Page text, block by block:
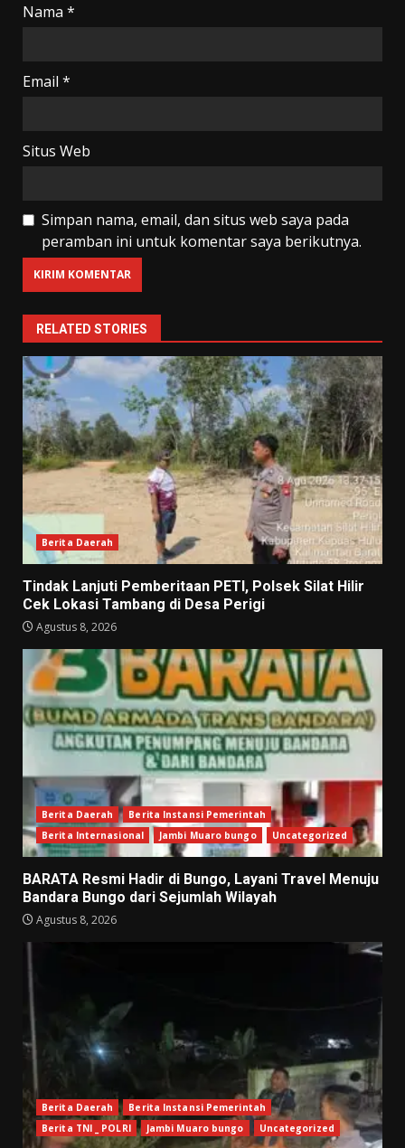
Nama *
Email *
Situs Web
Simpan nama, email, dan situs web saya pada
peramban ini untuk komentar saya berikutnya.
RELATED STORIES
Berita Daerah
Tindak Lanjuti Pemberitaan PETI, Polsek Silat Hilir
Cek Lokasi Tambang di Desa Perigi
Agustus 8, 2026
Berita Daerah
Berita Instansi Pemerintah
Berita Internasional
Jambi Muaro bungo Uncategorized
BARATA Resmi Hadir di Bungo, Layani Travel Menuju
Bandara Bungo dari Sejumlah Wilayah
Agustus 8, 2026
Berita Daerah
Berita Instansi Pemerintah
Berita TNI _ POLRI
Jambi Muaro bungo Uncategorized